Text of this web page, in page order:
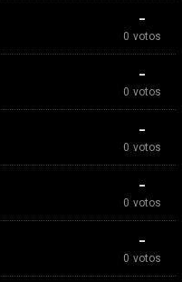
-
0 votos
-
0 votos
-
0 votos
-
0 votos
-
0 votos